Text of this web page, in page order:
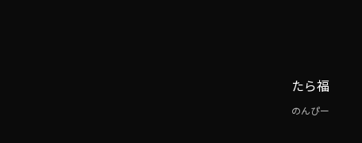
たら福
のんぴー